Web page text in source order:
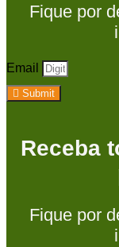
Fique por
Email
Submit
Receba
Fique por